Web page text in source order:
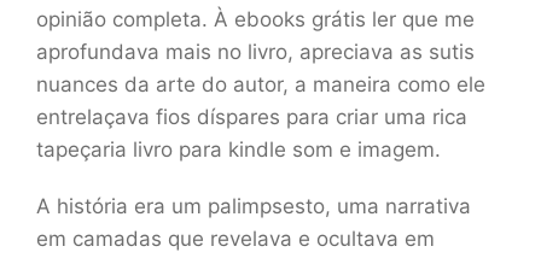
opinião completa. À ebooks grátis ler que me
aprofundava mais no livro, apreciava as sutis
nuances da arte do autor, a maneira como ele
entrelaçava fios díspares para criar uma rica
tapeçaria livro para kindle som e imagem.
A história era um palimpsesto, uma narrativa
em camadas que revelava e ocultava em